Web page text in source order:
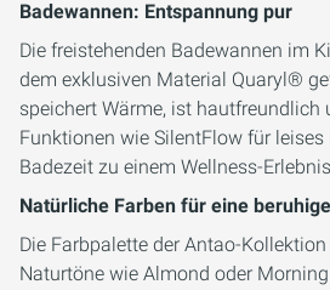
Badewannen: Entspannung pur
Die freistehenden Badewannen im
dem exklusiven Material Quaryl®
speichert Wärme, ist hautfreundlich
Funktionen wie SilentFlow für
Badezeit zu einem Wellness-
Natürliche Farben für eine
Die Farbpalette der Antao-
Naturtöne wie Almond oder